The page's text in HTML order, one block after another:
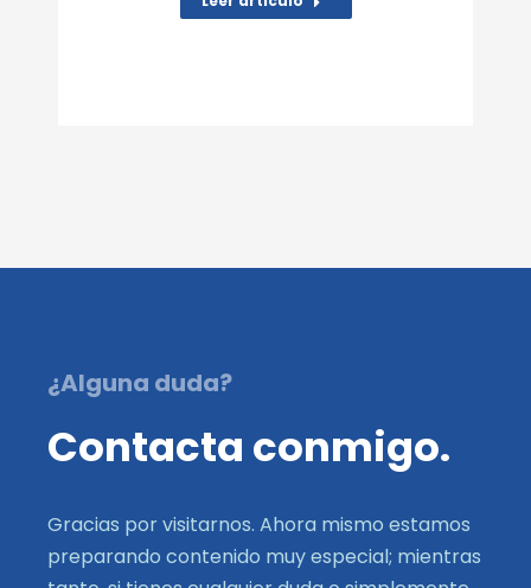
¿Alguna duda?
Contacta conmigo.
Gracias por visitarnos. Ahora mismo estamos
preparando contenido muy especial; mientras